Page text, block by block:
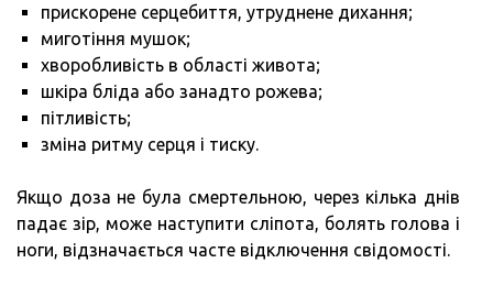
прискорене серцебиття, утруднене дихання;
миготіння мушок;
хворобливість в області живота;
шкіра бліда або занадто рожева;
пітливість;
зміна ритму серця і тиску.
Якщо доза не була смертельною, через кілька днів
падає зір, може наступити сліпота, болять голова і
ноги, відзначається часте відключення свідомості.